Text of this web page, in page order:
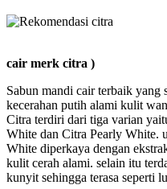
( Gambar
cair merk citra )
Sabun mandi cair terbaik yang
kecerahan putih alami kulit
Citra terdiri dari tiga varian
White dan Citra Pearly White.
White diperkaya dengan
kulit cerah alami. selain itu
kunyit sehingga terasa seperti